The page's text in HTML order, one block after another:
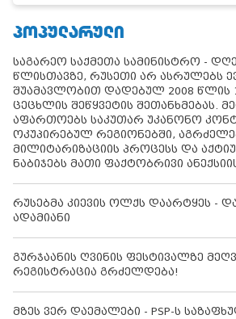
ᲞᲝᲞᲣᲚᲐᲠᲣᲚᲘ
საგარეო საქმეთა სამინისტრო -
წლისთავზე, რუსეთი არ ასრულებს
შუამავლობით დადებულ 2008 წლის
ცეცხლის შეწყვეტის შეთანხმებას.
აფართოებს საკუთარ უკანონო
ოკუპირებულ რეგიონებში,
მილიტარიზაციის პროცესს და
ნაბიჯებს მათი ფაქტობრივი
რუსებმა კიევის ოლქს დაარტყეს -
ადამიანი
გურჯაანის ღვინის ფესტივალზე
რეგისტრაცია გრძელდება!
მზეს ვერ დაემალები - PSP-ს